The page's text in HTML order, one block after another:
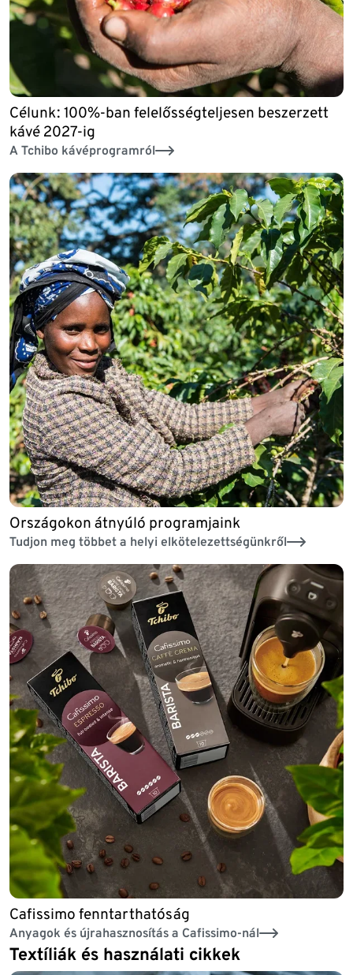
Célunk: 100%-ban felelősségteljesen beszerzett
kávé 2027-ig
A Tchibo kávéprogramról
Országokon átnyúló programjaink
Tudjon meg többet a helyi elkötelezettségünkről
Cafissimo fenntarthatóság
Anyagok és újrahasznosítás a Cafissimo-nál
Textíliák és használati cikkek